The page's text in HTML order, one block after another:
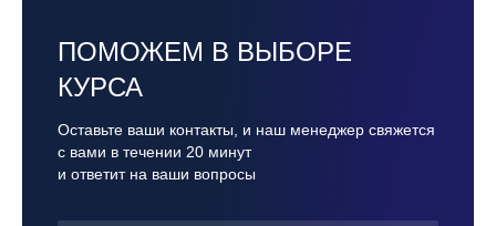
ПОМОЖЕМ В ВЫБОРЕ
КУРСА
Оставьте ваши контакты, и наш менеджер свяжется
с вами в течении 20 минут
и ответит на ваши вопросы